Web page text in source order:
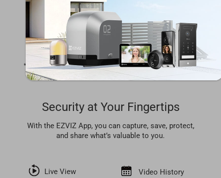
Supports
MicroSD Card
Encrypted
Cloud Storage*
*Cloud storage service is only available in certain markets. Please
verify the availability before making any purchase.
Security at Your Fingertips
With the EZVIZ App, you can capture, save, protect,
and share what’s valuable to you.
Live View Video History